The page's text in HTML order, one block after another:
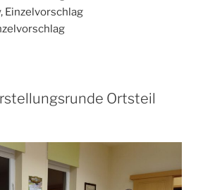
Einzelvorschlag
Ortsteil